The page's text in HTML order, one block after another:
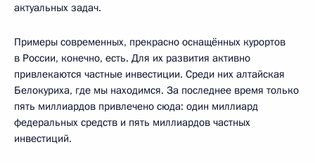
актуальных задач.
Примеры современных, прекрасно оснащённых курортов
в России, конечно, есть. Для их развития активно
привлекаются частные инвестиции. Среди них алтайская
Белокуриха, где мы находимся. За последнее время только
пять миллиардов привлечено сюда: один миллиард
федеральных средств и пять миллиардов частных
инвестиций.